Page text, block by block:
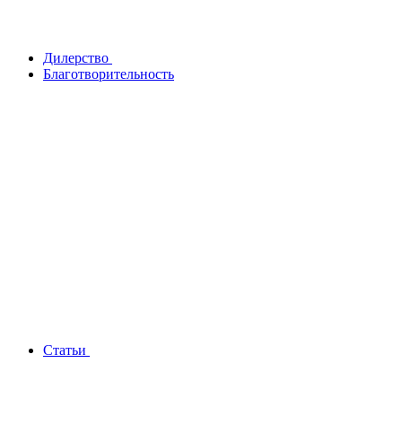
Дилерство
Благотворительность
Статьи